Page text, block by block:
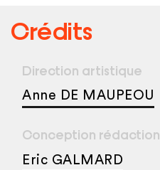
Crédits
Direction artistique
Anne DE MAUPEOU
Conception rédaction
Eric GALMARD